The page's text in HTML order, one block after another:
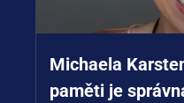
Michaela
paměti je